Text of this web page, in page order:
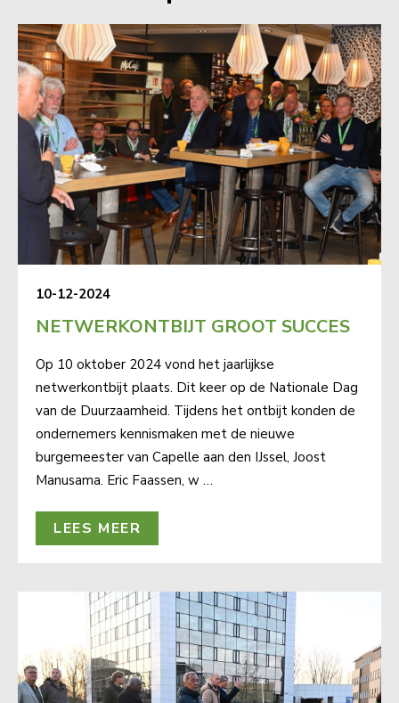
10-12-2024
NETWERKONTBIJT GROOT SUCCES
Op 10 oktober 2024 vond het jaarlijkse
netwerkontbijt plaats. Dit keer op de Nationale Dag
van de Duurzaamheid. Tijdens het ontbijt konden de
ondernemers kennismaken met de nieuwe
burgemeester van Capelle aan den IJssel, Joost
Manusama. Eric Faassen, w …
LEES MEER